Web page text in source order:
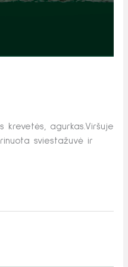
krevetės, agurkas.Viršuje
sviestažuvė ir